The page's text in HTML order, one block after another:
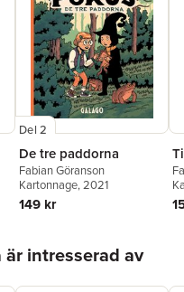
Del 2
De tre paddorna
Fabian Göranson
Kartonnage, 2021
149 kr
intresserad av